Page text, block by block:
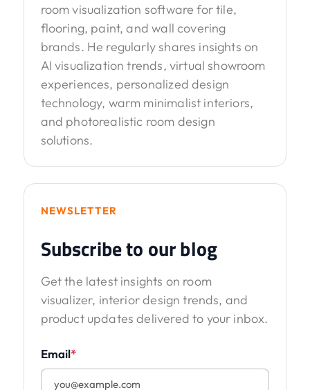
room visualization software for tile,
flooring, paint, and wall covering
brands. He regularly shares insights on
AI visualization trends, virtual showroom
experiences, personalized design
technology, warm minimalist interiors,
and photorealistic room design
solutions.
NEWSLETTER
Subscribe to our blog
Get the latest insights on room
visualizer, interior design trends, and
product updates delivered to your inbox.
Email*